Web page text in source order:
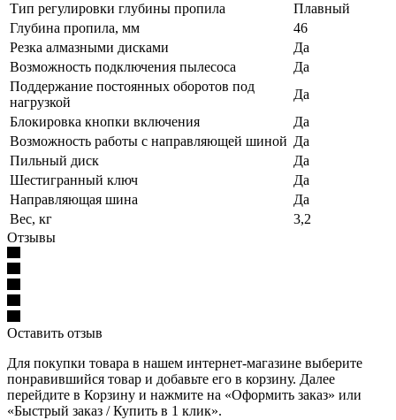
Тип регулировки глубины пропила
Плавный
Глубина пропила, мм
46
Резка алмазными дисками
Да
Возможность подключения пылесоса
Да
Поддержание постоянных оборотов под
нагрузкой
Да
Блокировка кнопки включения
Да
Возможность работы с направляющей шиной Да
Пильный диск
Да
Шестигранный ключ
Да
Направляющая шина
Да
Вес, кг
3,2
Отзывы
Оставить отзыв
Для покупки товара в нашем интернет-магазине выберите
понравившийся товар и добавьте его в корзину. Далее
перейдите в Корзину и нажмите на «Оформить заказ» или
«Быстрый заказ / Купить в 1 клик».